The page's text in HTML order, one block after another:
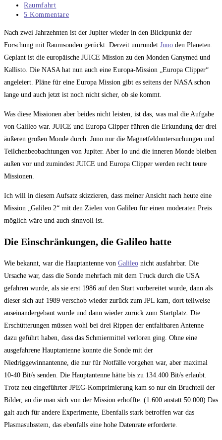
veröffentlicht:
Beitrags-
Kategorie:
Raumfahrt
Beitrags-
5 Kommentare
Nach zwei Jahrzehnten ist der Jupiter wieder in den Blickpunkt der
Forschung mit Raumsonden gerückt. Derzeit umrundet Juno den Planeten.
Geplant ist die europäische JUICE Mission zu den Monden Ganymed und
Kallisto. Die NASA hat nun auch eine Europa-Mission „Europa Clipper“
angeleiert. Pläne für eine Europa Mission gibt es seitens der NASA schon
lange und auch jetzt ist noch nicht sicher, ob sie kommt.
Was diese Missionen aber beides nicht leisten, ist das, was mal die Aufgabe
von Galileo war. JUICE und Europa Clipper führen die Erkundung der drei
äußeren großen Monde durch. Juno nur die Magnetfelduntersuchungen und
Teilchenbeobachtungen von Jupiter. Aber Io und die inneren Monde bleiben
außen vor und zumindest JUICE und Europa Clipper werden recht teure
Missionen.
Ich will in diesem Aufsatz skizzieren, dass meiner Ansicht nach heute eine
Mission „Galileo 2“ mit den Zielen von Galileo für einen moderaten Preis
möglich wäre und auch sinnvoll ist.
Die Einschränkungen, die Galileo hatte
Wie bekannt, war die Hauptantenne von Galileo nicht ausfahrbar. Die
Ursache war, dass die Sonde mehrfach mit dem Truck durch die USA
gefahren wurde, als sie erst 1986 auf den Start vorbereitet wurde, dann als
dieser sich auf 1989 verschob wieder zurück zum JPL kam, dort teilweise
auseinandergebaut wurde und dann wieder zurück zum Startplatz. Die
Erschütterungen müssen wohl bei drei Rippen der entfaltbaren Antenne
dazu geführt haben, dass das Schmiermittel verloren ging. Ohne eine
ausgefahrene Hauptantenne konnte die Sonde mit der
Niedriggewinnantenne, die nur für Notfälle vorgehen war, aber maximal
10-40 Bit/s senden. Die Hauptantenne hätte bis zu 134.400 Bit/s erlaubt.
Trotz neu eingeführter JPEG-Komprimierung kam so nur ein Bruchteil der
Bilder, an die man sich von der Mission erhoffte. (1.600 anstatt 50.000) Das
galt auch für andere Experimente, Ebenfalls stark betroffen war das
Plasmasubsstem, das ebenfalls eine hohe Datenrate erforderte.